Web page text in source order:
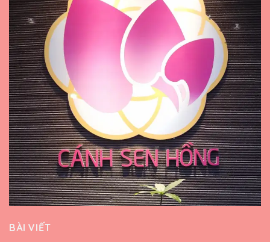
BÀI VIẾT